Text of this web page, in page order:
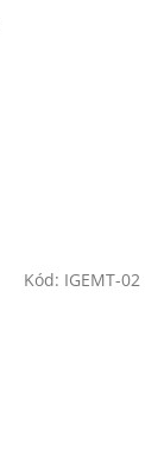
Kód: IGEMT-02